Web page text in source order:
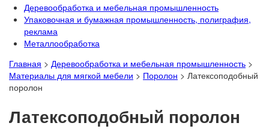
Деревообработка и мебельная промышленность
Упаковочная и бумажная промышленность, полиграфия,
реклама
Металлообработка
Главная > Деревообработка и мебельная промышленность >
Материалы для мягкой мебели > Поролон > Латексоподобный
поролон
Латексоподобный поролон